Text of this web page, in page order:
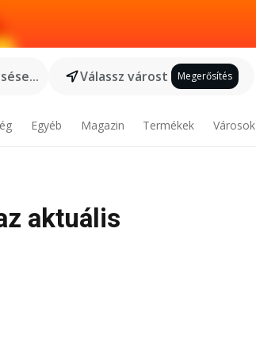
Válassz várost Megerősítés
Egyéb Magazin Termékek Városok
aktuális